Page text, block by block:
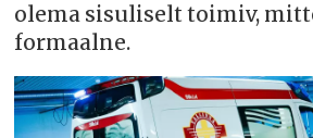
olema sisuliselt toimiv,
formaalne.